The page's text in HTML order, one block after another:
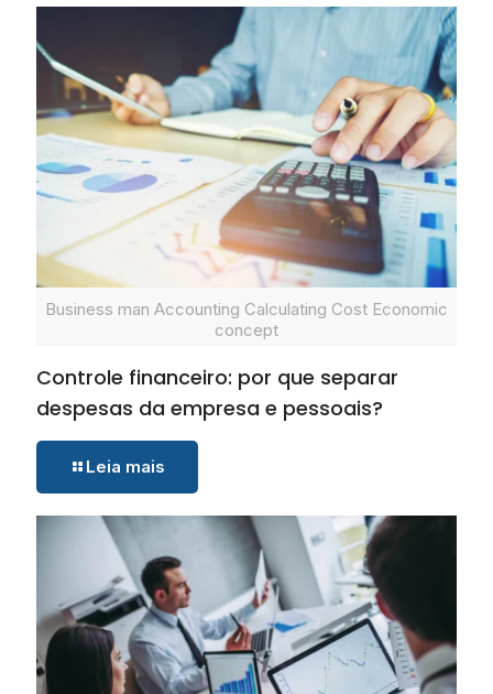
Business man Accounting Calculating Cost Economic
concept
Controle financeiro: por que separar
despesas da empresa e pessoais?
Leia mais